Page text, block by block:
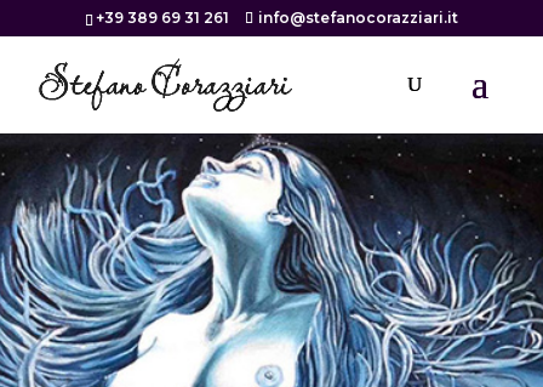
+39 389 69 31 261 info@stefanocorazziari.it